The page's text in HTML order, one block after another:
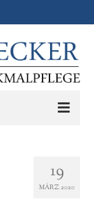
19
MÄRZ 2020